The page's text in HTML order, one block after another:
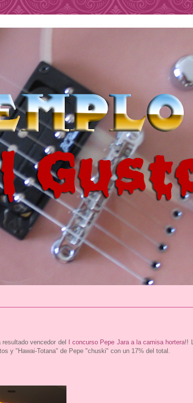
vencedor del I concurso Pepe Jara a la camisa hortera!!
y "Hawai-Totana" de Pepe "chuski" con un 17% del total.